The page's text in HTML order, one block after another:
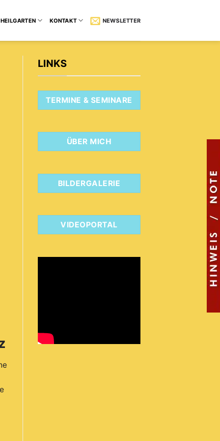
HEILGARTEN KONTAKT NEWSLETTER
LINKS
TERMINE & SEMINARE
ÜBER MICH
BILDERGALERIE
VIDEOPORTAL